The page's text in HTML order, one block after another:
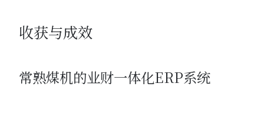
收获与成效
常熟煤机的业财一体化ERP系统